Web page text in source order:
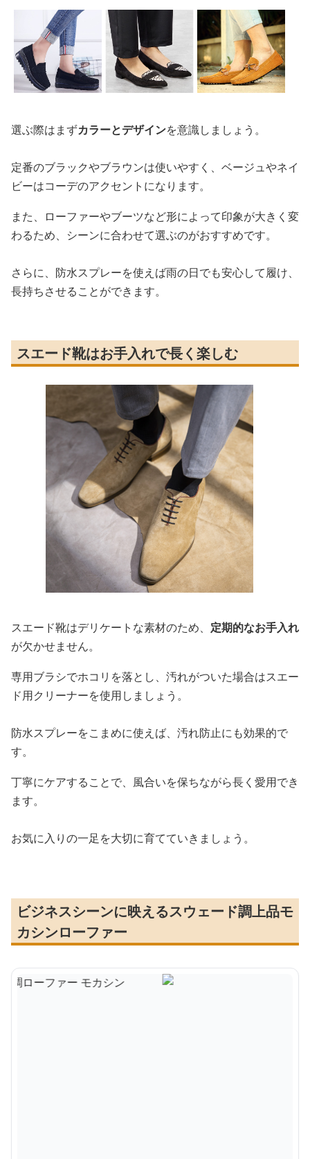
選ぶ際はまずカラーとデザインを意識しましょう。
定番のブラックやブラウンは使いやすく、ベージュやネイ
ビーはコーデのアクセントになります。
また、ローファーやブーツなど形によって印象が大きく変
わるため、シーンに合わせて選ぶのがおすすめです。
さらに、防水スプレーを使えば雨の日でも安心して履け、
長持ちさせることができます。
スエード靴はお手入れで長く楽しむ
スエード靴はデリケートな素材のため、 定期的なお手入れ
が欠かせません。
専用ブラシでホコリを落とし、汚れがついた場合はスエー
ド用クリーナーを使用しましょう。
防水スプレーをこまめに使えば、汚れ防止にも効果的で
す。
丁寧にケアすることで、風合いを保ちながら長く愛用でき
ます。
お気に入りの一足を大切に育てていきましょう。
ビジネスシーンに映えるスウェード調上品モ
カシンローファー